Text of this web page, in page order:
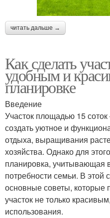
читать дальше →
Как сделать
удобным и
планировке
Введение
Участок площадью 15
создать уютное и
отдыха, выращивания
хозяйства. Однако для
планировка,
потребности семьи. В этой
основные советы, которые
участок не только
использования.